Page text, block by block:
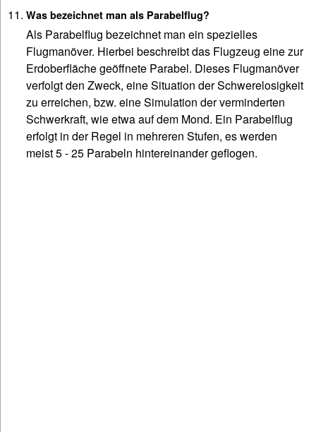
Was bezeichnet man als Parabelflug?
Als Parabelflug bezeichnet man ein spezielles
Flugmanöver. Hierbei beschreibt das Flugzeug eine zur
Erdoberfläche geöffnete Parabel. Dieses Flugmanöver
verfolgt den Zweck, eine Situation der Schwerelosigkeit
zu erreichen, bzw. eine Simulation der verminderten
Schwerkraft, wie etwa auf dem Mond. Ein Parabelflug
erfolgt in der Regel in mehreren Stufen, es werden
meist 5 - 25 Parabeln hintereinander geflogen.